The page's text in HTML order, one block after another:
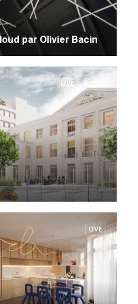
par Olivier Bacin
LIVE REST
LIVE